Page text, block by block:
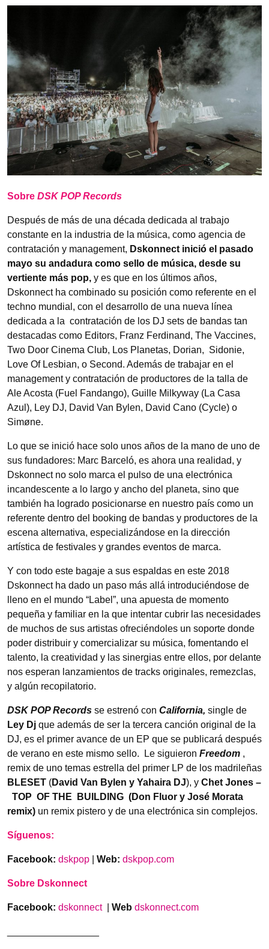
Sobre DSK POP Records
Después de más de una década dedicada al trabajo
constante en la industria de la música, como agencia de
contratación y management, Dskonnect inició el pasado
mayo su andadura como sello de música, desde su
vertiente más pop, y es que en los últimos años,
Dskonnect ha combinado su posición como referente en el
techno mundial, con el desarrollo de una nueva línea
dedicada a la contratación de los DJ sets de bandas tan
destacadas como Editors, Franz Ferdinand, The Vaccines,
Two Door Cinema Club, Los Planetas, Dorian, Sidonie,
Love Of Lesbian, o Second. Además de trabajar en el
management y contratación de productores de la talla de
Ale Acosta (Fuel Fandango), Guille Milkyway (La Casa
Azul), Ley DJ, David Van Bylen, David Cano (Cycle) o
Simøne.
Lo que se inició hace solo unos años de la mano de uno de
sus fundadores: Marc Barceló, es ahora una realidad, y
Dskonnect no solo marca el pulso de una electrónica
incandescente a lo largo y ancho del planeta, sino que
también ha logrado posicionarse en nuestro país como un
referente dentro del booking de bandas y productores de la
escena alternativa, especializándose en la dirección
artística de festivales y grandes eventos de marca.
Y con todo este bagaje a sus espaldas en este 2018
Dskonnect ha dado un paso más allá introduciéndose de
lleno en el mundo “Label”, una apuesta de momento
pequeña y familiar en la que intentar cubrir las necesidades
de muchos de sus artistas ofreciéndoles un soporte donde
poder distribuir y comercializar su música, fomentando el
talento, la creatividad y las sinergias entre ellos, por delante
nos esperan lanzamientos de tracks originales, remezclas,
y algún recopilatorio.
DSK POP Records se estrenó con California, single de
Ley Dj que además de ser la tercera canción original de la
DJ, es el primer avance de un EP que se publicará después
de verano en este mismo sello. Le siguieron Freedom ,
remix de uno temas estrella del primer LP de los madrileñas
BLESET (David Van Bylen y Yahaira DJ), y Chet Jones –
TOP OF THE BUILDING (Don Fluor y José Morata
remix) un remix pistero y de una electrónica sin complejos.
Síguenos:
Facebook: dskpop Web: dskpop.com
Sobre Dskonnect
Facebook: dskonnect| Web dskonnect.com